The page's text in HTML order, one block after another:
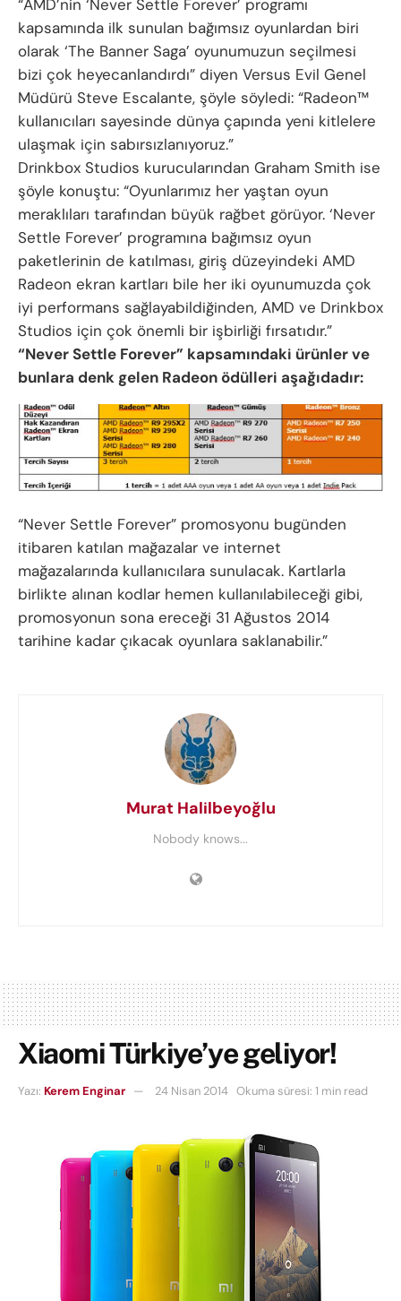
“AMD’nin ‘Never Settle Forever’ programı
kapsamında ilk sunulan bağımsız oyunlardan biri
olarak ‘The Banner Saga’ oyunumuzun seçilmesi
bizi çok heyecanlandırdı” diyen Versus Evil Genel
Müdürü Steve Escalante, şöyle söyledi: “Radeon™
kullanıcıları sayesinde dünya çapında yeni kitlelere
ulaşmak için sabırsızlanıyoruz.”
Drinkbox Studios kurucularından Graham Smith ise
şöyle konuştu: “Oyunlarımız her yaştan oyun
meraklıları tarafından büyük rağbet görüyor. ‘Never
Settle Forever’ programına bağımsız oyun
paketlerinin de katılması, giriş düzeyindeki AMD
Radeon ekran kartları bile her iki oyunumuzda çok
iyi performans sağlayabildiğinden, AMD ve Drinkbox
Studios için çok önemli bir işbirliği fırsatıdır.”
“Never Settle Forever” kapsamındaki ürünler ve
bunlara denk gelen Radeon ödülleri aşağıdadır:
“Never Settle Forever” promosyonu bugünden
itibaren katılan mağazalar ve internet
mağazalarında kullanıcılara sunulacak. Kartlarla
birlikte alınan kodlar hemen kullanılabileceği gibi,
promosyonun sona ereceği 31 Ağustos 2014
tarihine kadar çıkacak oyunlara saklanabilir.”
Murat Halilbeyoğlu
Nobody knows...
Xiaomi Türkiye’ye geliyor!
Yazı: Kerem Enginar 24 Nisan 2014 Okuma süresi: 1 min read